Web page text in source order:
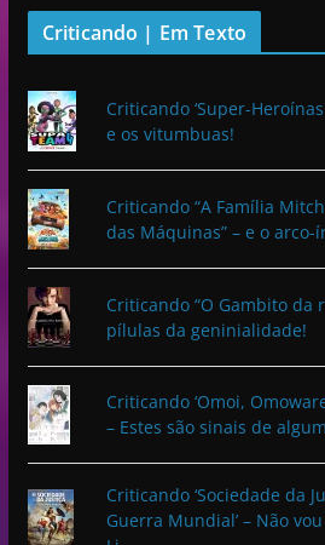
Criticando | Em Texto
Criticando ‘Super-
e os vitumbuas!
Criticando “A Família
das Máquinas” – e o arco-
Criticando “O Gambito da
pílulas da geninialidade!
Criticando ‘Omoi,
– Estes são sinais de
Criticando ‘Sociedade da
Guerra Mundial’ – Não